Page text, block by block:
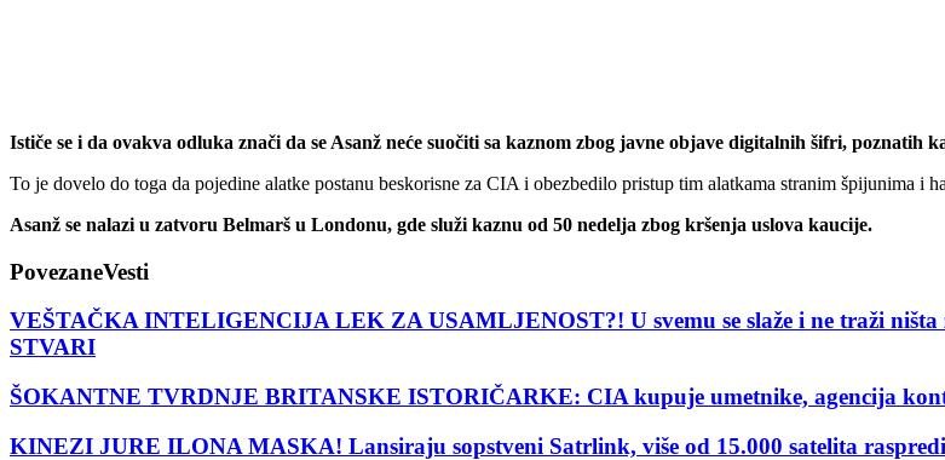
Ističe se i da ovakva odluka znači da se Asanž neće suočiti sa kaznom zbog javne objave digitalnih šifri,
To je dovelo do toga da pojedine alatke postanu beskorisne za CIA i obezbedilo pristup tim alatkama stranim špijunima i
Asanž se nalazi u zatvoru Belmarš u Londonu, gde služi kaznu od 50 nedelja zbog kršenja uslova kaucije.
PovezaneVesti
VEŠTAČKA INTELIGENCIJA LEK ZA USAMLJENOST?! U svemu se slaže i ne traži
STVARI
ŠOKANTNE TVRDNJE BRITANSKE ISTORIČARKE: CIA kupuje umetnike, agencija
KINEZI JURE ILONA MASKA! Lansiraju sopstveni Satrlink, više od 15.000 satelita